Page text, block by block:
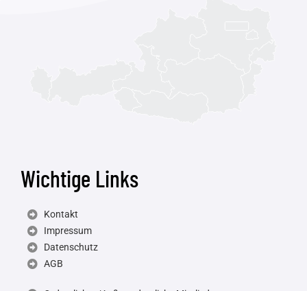
Wichtige Links
Kontakt
Impressum
Datenschutz
AGB